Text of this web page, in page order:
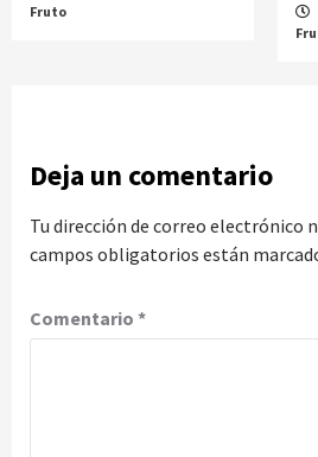
Fruto
Deja un comentario
Tu dirección de correo electrónico
campos obligatorios están
Comentario *